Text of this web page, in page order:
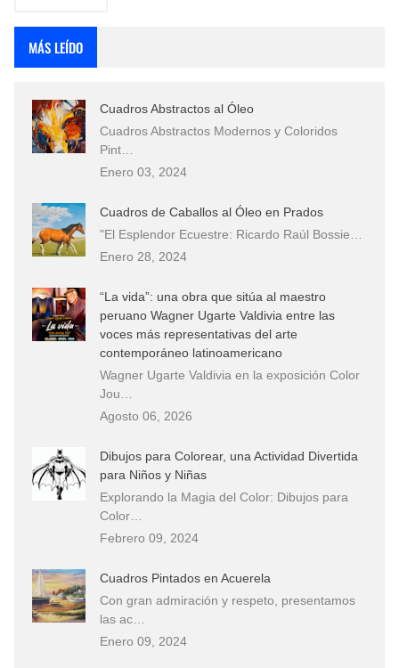
MÁS LEÍDO
Cuadros Abstractos al Óleo
Cuadros Abstractos Modernos y Coloridos
Pint…
Enero 03, 2024
Cuadros de Caballos al Óleo en Prados
"El Esplendor Ecuestre: Ricardo Raúl Bossie…
Enero 28, 2024
“La vida”: una obra que sitúa al maestro
peruano Wagner Ugarte Valdivia entre las
voces más representativas del arte
contemporáneo latinoamericano
Wagner Ugarte Valdivia en la exposición Color
Jou…
Agosto 06, 2026
Dibujos para Colorear, una Actividad Divertida
para Niños y Niñas
Explorando la Magia del Color: Dibujos para
Color…
Febrero 09, 2024
Cuadros Pintados en Acuerela
Con gran admiración y respeto, presentamos
las ac…
Enero 09, 2024